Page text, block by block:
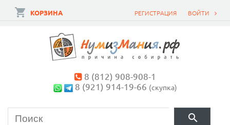
ВОЙТИ
РЕГИСТРАЦИЯ
КОРЗИНА
8 (812) 908-908-1
8 (921) 914-19-66 (скупка)